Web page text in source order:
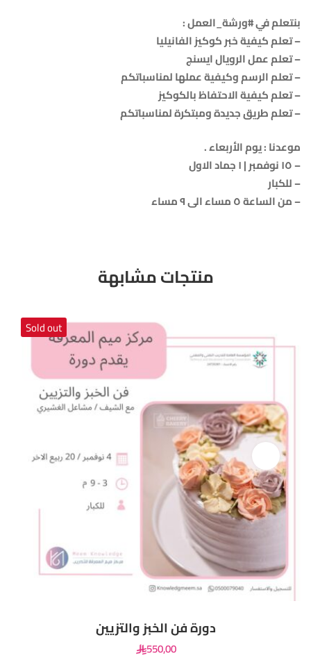
– تعلم كيفية خبر كوكيز الفانيليا
– تعلم عمل الرويال ايسنج
– تعلم الرسم وكيفية عملها لمناسباتكم
– تعلم كيفية الاحتفاظ بالكوكيز
– تعلم طريق جديدة ومبتكرة لمناسباتكم
موعدنا : يوم الأربعاء .
– ١٥ نوفمبر | ١ جماد الاول
– للكبار
– من الساعة ٥ مساء الى ٩ مساء
منتجات مشابهة
Sold out
دورة فن الخبز والتزيين
550,00